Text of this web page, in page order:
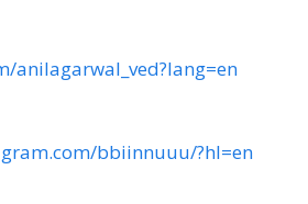
anilagarwal_ved?lang=en
bbiinnuuu/?hl=en